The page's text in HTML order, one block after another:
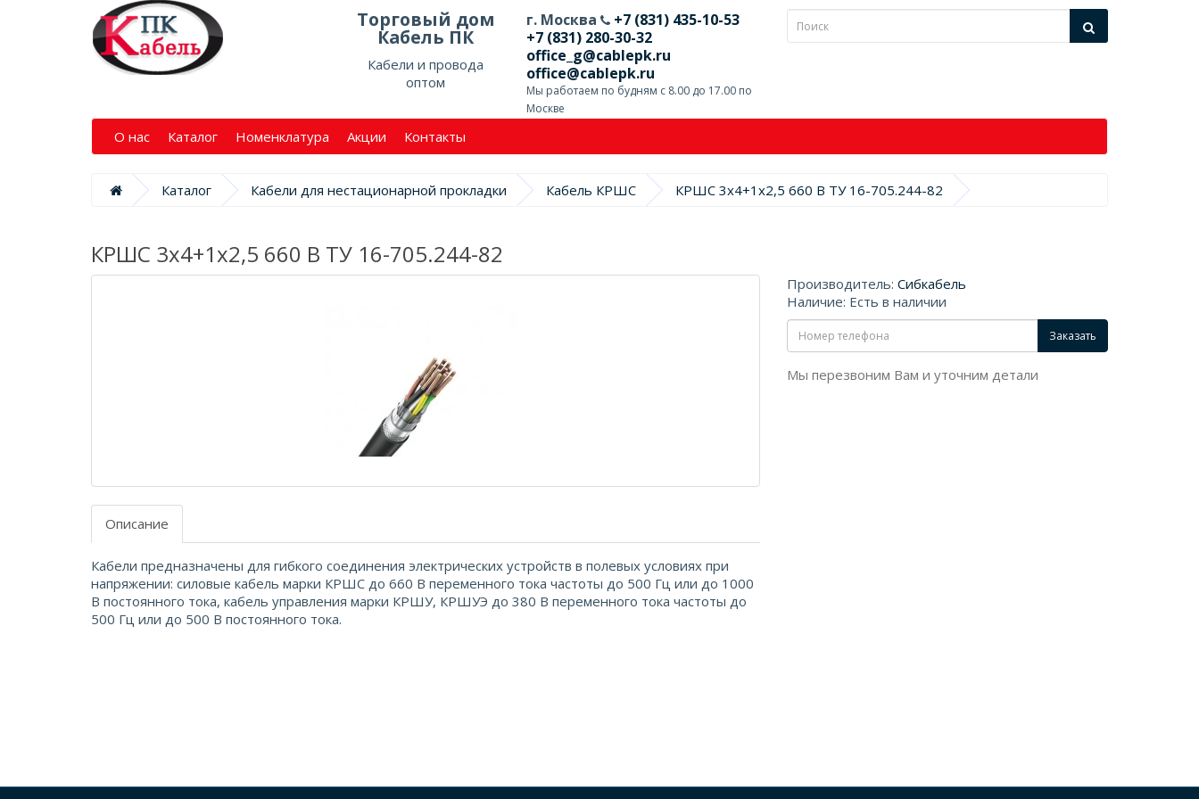
Торговый дом
Кабель ПК
Кабели и провода
оптом
г. Москва
+7 (831) 435-10-53
+7 (831) 280-30-32
office_g@cablepk.ru
office@cablepk.ru
Мы работаем по будням с 8.00 до 17.00 по
Москве
О нас Каталог Номенклатура Акции Контакты
Каталог Кабели для нестационарной прокладки Кабель КРШС КРШС 3х4+1х2,5 660 В ТУ 16-705.244-82
КРШС 3х4+1х2,5 660 В ТУ 16-705.244-82
Описание
Кабели предназначены для гибкого соединения электрических устройств в полевых условиях при
напряжении: силовые кабель марки КРШС до 660 В переменного тока частоты до 500 Гц или до 1000
В постоянного тока, кабель управления марки КРШУ, КРШУЭ до 380 В переменного тока частоты до
500 Гц или до 500 В постоянного тока.
Производитель: Сибкабель
Наличие: Есть в наличии
Заказать
Мы перезвоним Вам и уточним детали